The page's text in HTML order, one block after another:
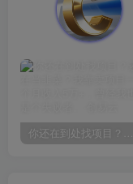
你还在到处找项目？还在当韭菜？我靠卖项目一个月收入5万+，曾经我也是个失败者。